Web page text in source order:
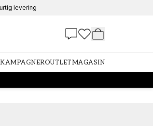
levering
KAMPAGNEROUTLETMAGASIN